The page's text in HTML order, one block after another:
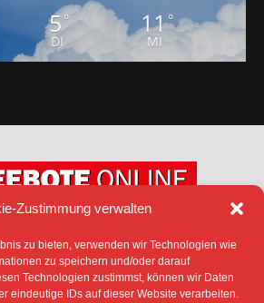
Zustimmung verwalten
zu bieten, verwenden wir Technologien wie
zu speichern und/oder darauf
Technologien zustimmst, können wir Daten
eindeutige IDs auf dieser Website verarbeiten.
5°
DI
11°
MI
IMPRESSUM
RICHTLINIE (EU)
TEXTE, BILDER UND ANDERE